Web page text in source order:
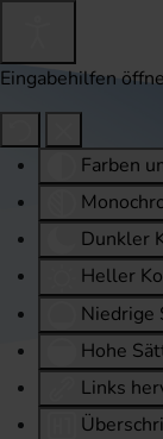
Eingabehilfen
Farben
Dunkler
Heller
Niedrige
Hohe
Links